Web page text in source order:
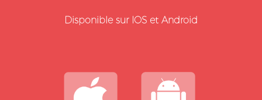
Disponible sur IOS et Android